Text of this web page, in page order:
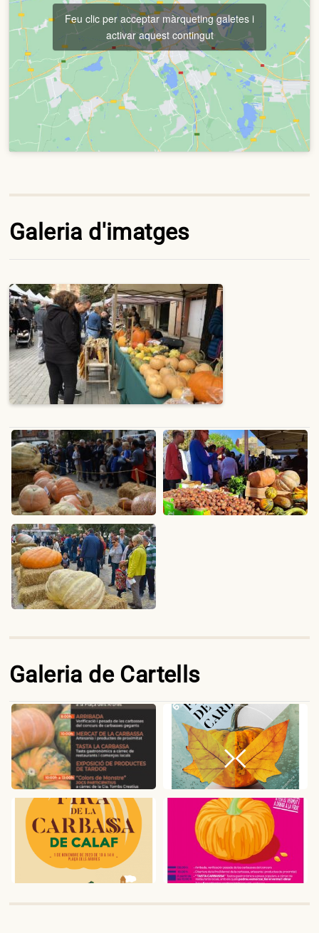
Feu clic per acceptar màrqueting galetes i
activar aquest contingut
Galeria d'imatges
Galeria de Cartells